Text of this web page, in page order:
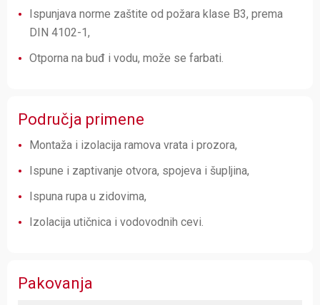
Ispunjava norme zaštite od požara klase B3, prema
DIN 4102-1,
Otporna na buđ i vodu, može se farbati.
Područja primene
Montaža i izolacija ramova vrata i prozora,
Ispune i zaptivanje otvora, spojeva i šupljina,
Ispuna rupa u zidovima,
Izolacija utičnica i vodovodnih cevi.
Pakovanja